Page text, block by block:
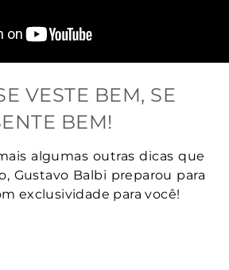
VESTE BEM, SE
BEM!
algumas outras dicas que
Gustavo Balbi preparou para
exclusividade para você!